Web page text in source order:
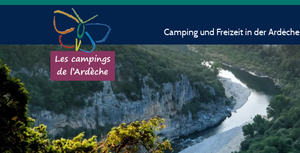
Camping und Freizeit in der Ardèche